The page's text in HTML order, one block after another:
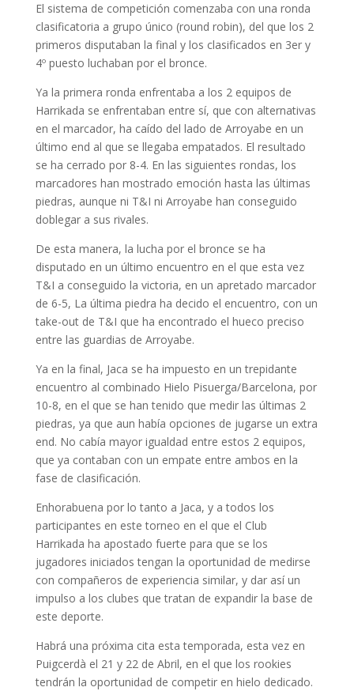
El sistema de competición comenzaba con una ronda
clasificatoria a grupo único (round robin), del que los 2
primeros disputaban la final y los clasificados en 3er y
4º puesto luchaban por el bronce.
Ya la primera ronda enfrentaba a los 2 equipos de
Harrikada se enfrentaban entre sí, que con alternativas
en el marcador, ha caído del lado de Arroyabe en un
último end al que se llegaba empatados. El resultado
se ha cerrado por 8-4. En las siguientes rondas, los
marcadores han mostrado emoción hasta las últimas
piedras, aunque ni T&I ni Arroyabe han conseguido
doblegar a sus rivales.
De esta manera, la lucha por el bronce se ha
disputado en un último encuentro en el que esta vez
T&I a conseguido la victoria, en un apretado marcador
de 6-5, La última piedra ha decido el encuentro, con un
take-out de T&I que ha encontrado el hueco preciso
entre las guardias de Arroyabe.
Ya en la final, Jaca se ha impuesto en un trepidante
encuentro al combinado Hielo Pisuerga/Barcelona, por
10-8, en el que se han tenido que medir las últimas 2
piedras, ya que aun había opciones de jugarse un extra
end. No cabía mayor igualdad entre estos 2 equipos,
que ya contaban con un empate entre ambos en la
fase de clasificación.
Enhorabuena por lo tanto a Jaca, y a todos los
participantes en este torneo en el que el Club
Harrikada ha apostado fuerte para que se los
jugadores iniciados tengan la oportunidad de medirse
con compañeros de experiencia similar, y dar así un
impulso a los clubes que tratan de expandir la base de
este deporte.
Habrá una próxima cita esta temporada, esta vez en
Puigcerdà el 21 y 22 de Abril, en el que los rookies
tendrán la oportunidad de competir en hielo dedicado.